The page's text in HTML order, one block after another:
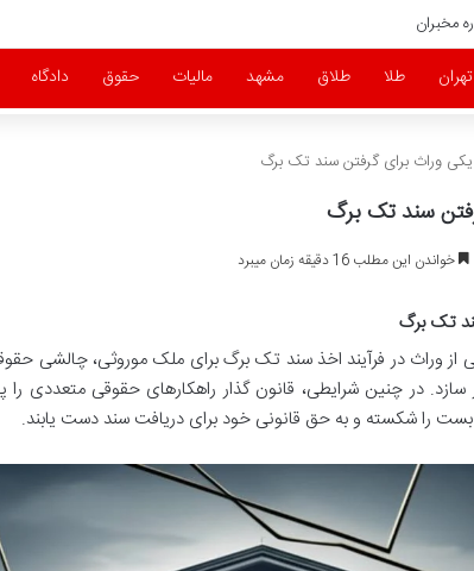
مخبران
تهران طلا طلاق مشهد مالیات حقوق دادگاه
وراث برای گرفتن سند تک برگ
سند تک برگ
خواندن این مطلب 16 دقیقه زمان میبرد
تک برگ
از وراث در فرآیند اخذ سند تک برگ برای ملک موروثی، چالشی
سازد. در چنین شرایطی، قانون گذار راهکارهای حقوقی متعددی
بست را شکسته و به حق قانونی خود برای دریافت سند دست یابند.